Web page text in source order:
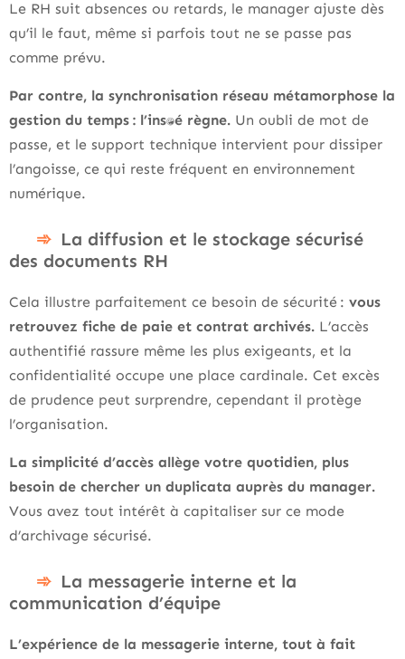
Le RH suit absences ou retards, le manager ajuste dès
qu’il le faut, même si parfois tout ne se passe pas
comme prévu.
Par contre, la synchronisation réseau métamorphose la
gestion du temps : l’instantané règne. Un oubli de mot de
passe, et le support technique intervient pour dissiper
l’angoisse, ce qui reste fréquent en environnement
numérique.
La diffusion et le stockage sécurisé
des documents RH
Cela illustre parfaitement ce besoin de sécurité : vous
retrouvez fiche de paie et contrat archivés. L’accès
authentifié rassure même les plus exigeants, et la
confidentialité occupe une place cardinale. Cet excès
de prudence peut surprendre, cependant il protège
l’organisation.
La simplicité d’accès allège votre quotidien, plus
besoin de chercher un duplicata auprès du manager.
Vous avez tout intérêt à capitaliser sur ce mode
d’archivage sécurisé.
La messagerie interne et la
communication d’équipe
L’expérience de la messagerie interne, tout à fait